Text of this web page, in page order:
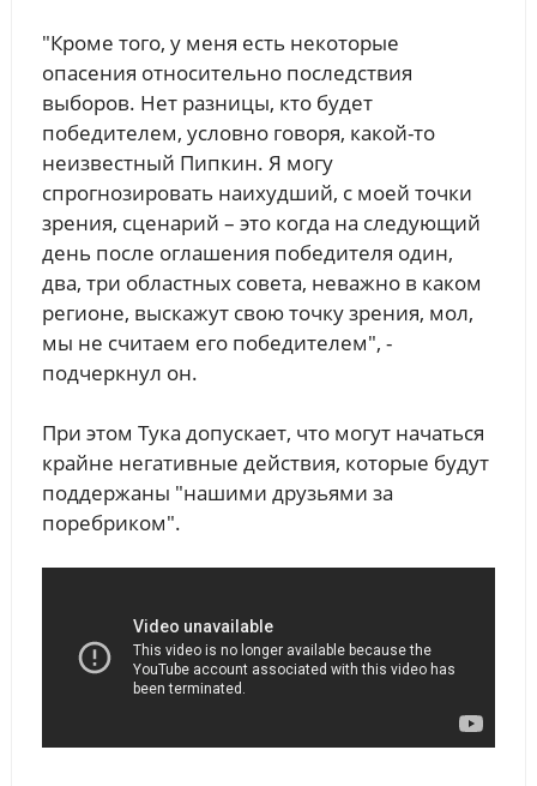
"Кроме того, у меня есть некоторые
опасения относительно последствия
выборов. Нет разницы, кто будет
победителем, условно говоря, какой-то
неизвестный Пипкин. Я могу
спрогнозировать наихудший, с моей точки
зрения, сценарий – это когда на следующий
день после оглашения победителя один,
два, три областных совета, неважно в каком
регионе, выскажут свою точку зрения, мол,
мы не считаем его победителем", -
подчеркнул он.
При этом Тука допускает, что могут начаться
крайне негативные действия, которые будут
поддержаны "нашими друзьями за
поребриком".